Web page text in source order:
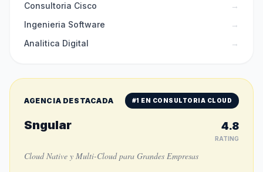
Consultoria Cisco
→
Ingenieria Software
→
Analitica Digital
→
AGENCIA DESTACADA #1 EN CONSULTORIA CLOUD
Sngular 4.8
RATING
Cloud Native y Multi-Cloud para Grandes Empresas